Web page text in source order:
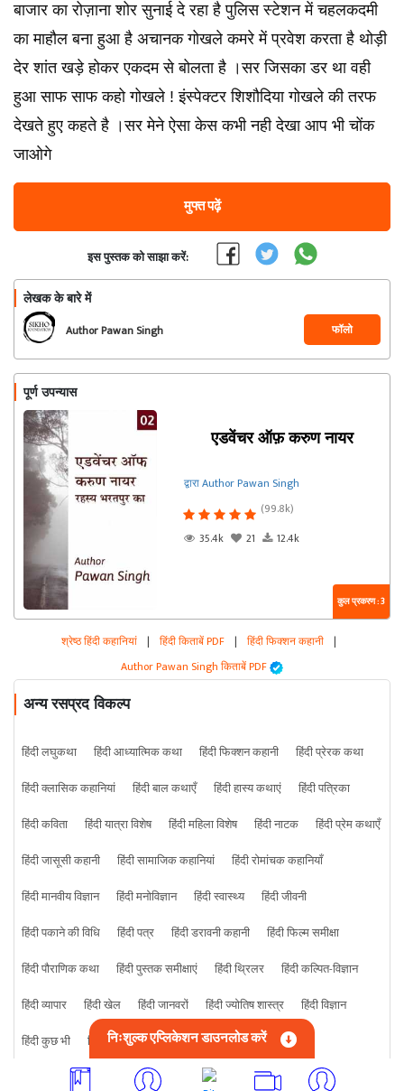
बाजार का रोज़ाना शोर सुनाई दे रहा है पुलिस स्टेशन में चहलकदमी
का माहौल बना हुआ है अचानक गोखले कमरे में प्रवेश करता है थोड़ी
देर शांत खड़े होकर एकदम से बोलता है ।सर जिसका डर था वही
हुआ साफ साफ कहो गोखले ! इंस्पेक्टर शिशौदिया गोखले की तरफ
देखते हुए कहते है ।सर मेने ऐसा केस कभी नही देखा आप भी चोंक
जाओगे
मुफ्त पढ़ें
इस पुस्तक को साझा करें:
लेखक के बारे में
Author Pawan Singh फॉलो
पूर्ण उपन्यास
एडवेंचर ऑफ़ करुण नायर
द्वारा Author Pawan Singh
(99.8k)
35.4k
21 12.4k
कुल प्रकरण : 3
श्रेष्ठ हिंदी कहानियां | हिंदी किताबें PDF | हिंदी फिक्शन कहानी |
Author Pawan Singh किताबें PDF
अन्य रसप्रद विकल्प
हिंदी लघुकथा हिंदी आध्यात्मिक कथा हिंदी फिक्शन कहानी
हिंदी प्रेरक कथा
हिंदी क्लासिक कहानियां
हिंदी बाल कथाएँ हिंदी हास्य कथाएं
हिंदी पत्रिका
हिंदी कविता
हिंदी यात्रा विशेष हिंदी महिला विशेष हिंदी नाटक
हिंदी प्रेम कथाएँ
हिंदी जासूसी कहानी
हिंदी सामाजिक कहानियां
हिंदी रोमांचक कहानियाँ
हिंदी मानवीय विज्ञान
हिंदी मनोविज्ञान हिंदी स्वास्थ्य
हिंदी जीवनी
हिंदी पकाने की विधि
हिंदी पत्र हिंदी डरावनी कहानी
हिंदी फिल्म समीक्षा
हिंदी पौराणिक कथा
हिंदी पुस्तक समीक्षाएं हिंदी थ्रिलर
हिंदी कल्पित-विज्ञान
हिंदी व्यापार
हिंदी खेल हिंदी जानवरों हिंदी ज्योतिष शास्त्र
हिंदी विज्ञान
हिंदी कुछ भी
हिंदी क्राइम कहानी
निःशुल्क एप्लिकेशन डाउनलोड करें